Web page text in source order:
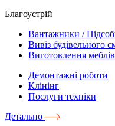
Благоустрій
Вантажники /
Вивіз будівельного
Виготовлення меблів
Демонтажні роботи
Клінінг
Послуги техніки
Детально